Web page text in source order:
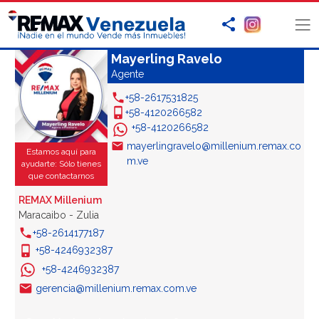
Estamos aquí para
ayudarte: Sólo tienes
que contactarnos
Mayerling Ravelo
Agente
+58-2617531825
+58-4120266582
+58-4120266582
mayerlingravelo@millenium.remax.co
m.ve
REMAX Millenium
Maracaibo - Zulia
+58-2614177187
+58-4246932387
+58-4246932387
gerencia@millenium.remax.com.ve